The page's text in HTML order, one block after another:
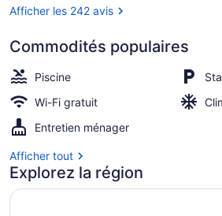
Vue
Afficher les 242 avis
Commodités populaires
Piscine
Wi-Fi gratuit
Entretien ménager
Afficher tout
Explorez la région